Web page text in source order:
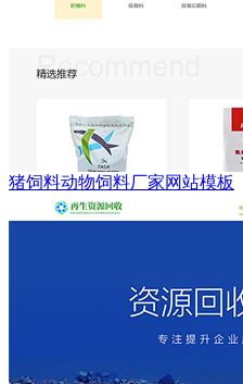
猪饲料动物饲料厂家网站模板